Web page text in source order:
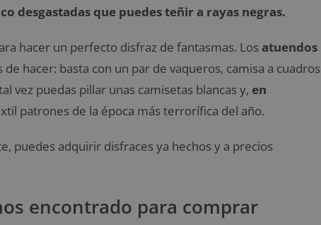
desgastadas que puedes teñir a rayas negras.
hacer un perfecto disfraz de fantasmas. Los atuendos
hacer: basta con un par de vaqueros, camisa a cuadros
vez puedas pillar unas camisetas blancas y, en
patrones de la época más terrorífica del año.
puedes adquirir disfraces ya hechos y a precios
encontrado para comprar